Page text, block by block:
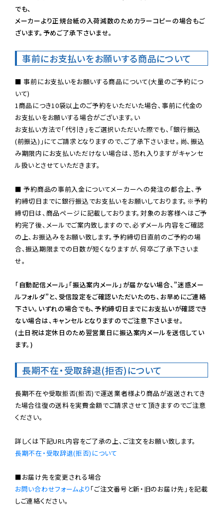
でも、
メーカーより正規台紙の入荷減数のためカラーコピーの場合もご
ざいます。予めご了承下さいませ。
事前にお支払いをお願いする商品について
■ 事前にお支払いをお願いする商品について(大量のご予約につ
いて)
1商品につき10袋以上のご予約をいただいた場合、事前に代金の
お支払いをお願いする場合がございます。い
お支払い方法で「代引き」をご選択いただいた際でも、「銀行振込
(前振込)」にてご請求となりますので、ご了承下さいませ。尚、振込
み期限内にお支払いただけない場合は、恐れ入りますがキャンセ
ル扱いとさせていただきます。
■ 予約商品の事前入金についてメーカーへの発注の都合上、予
約締切日までに銀行振込でお支払いをお願いしております。※予約
締切日は、商品ページに記載しております。対象のお客様へはご予
約完了後、メールでご案内致しますので、必ずメール内容をご確認
の上、お振込みをお願い致します。予約締切日直前のご予約の場
合、振込期限までの日数が短くなりますが、何卒ご了承下さいま
せ。
「自動配信メール」「振込案内メール」が届かない場合、”迷惑メー
ルフォルダ”と、受信設定をご確認いただいたのち、お早めにご連絡
下さい。いずれの場合でも、予約締切日までにお支払いが確認でき
ない場合は、キャンセルとなりますのでご注意下さいませ。
(土日祝は定休日のため翌営業日に振込案内メールを送信してい
ます。)
長期不在・受取辞退(拒否)について
長期不在や受取拒否(拒否)で運送業者様より商品が返送されてき
た場合往復の送料を実費金額でご請求させて頂きますのでご注意
ください。
長期不在・受取辞退(拒否)について
お問い合わせフォームより 「ご注文番号と新・旧のお届け先」を記載
しご連絡ください。